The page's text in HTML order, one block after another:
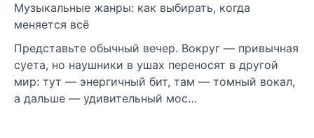
Музыкальные жанры: как выбирать, когда
меняется всё
Представьте обычный вечер. Вокруг — привычная
суета, но наушники в ушах переносят в другой
мир: тут — энергичный бит, там — томный вокал,
а дальше — удивительный мос…